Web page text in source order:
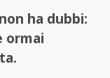
ha dubbi:
ormai